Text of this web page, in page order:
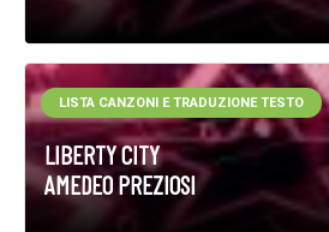
LIBERTY CITY
AMEDEO PREZIOSI
LISTA CANZONI E TRADUZIONE TESTO